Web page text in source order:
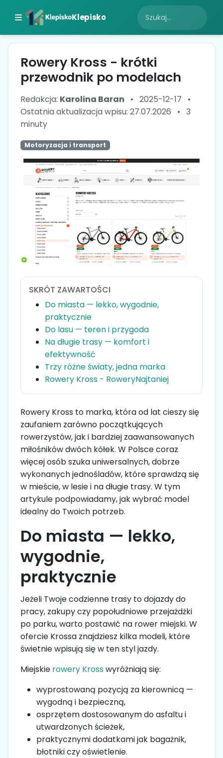
Klepisko
Rowery Kross - krótki
przewodnik po modelach
Redakcja: Karolina Baran • 2025-12-17
•
Ostatnia aktualizacja wpisu: 27.07.2026
• 3
minuty
Motoryzacja i transport
SKRÓT ZAWARTOŚCI
Do miasta — lekko, wygodnie,
praktycznie
Do lasu — teren i przygoda
Na długie trasy — komfort i
efektywność
Trzy różne światy, jedna marka
Rowery Kross - RoweryNajtaniej
Rowery Kross to marka, która od lat cieszy się
zaufaniem zarówno początkujących
rowerzystów, jak i bardziej zaawansowanych
miłośników dwóch kółek. W Polsce coraz
więcej osób szuka uniwersalnych, dobrze
wykonanych jednośladów, które sprawdzą się
w mieście, w lesie i na długie trasy. W tym
artykule podpowiadamy, jak wybrać model
idealny do Twoich potrzeb.
Do miasta — lekko,
wygodnie,
praktycznie
Jeżeli Twoje codzienne trasy to dojazdy do
pracy, zakupy czy popołudniowe przejażdżki
po parku, warto postawić na rower miejski. W
ofercie Krossa znajdziesz kilka modeli, które
świetnie wpisują się w ten styl jazdy.
Miejskie rowery Krosswyróżniają się:
wyprostowaną pozycją za kierownicą —
wygodną i bezpieczną,
osprzętem dostosowanym do asfaltu i
utwardzonych ścieżek,
praktycznymi dodatkami jak bagażnik,
błotniki czy oświetlenie.